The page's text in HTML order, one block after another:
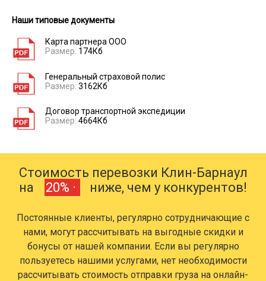
Наши типовые документы
Карта партнера ООО
Размер: 174Кб
Генеральный страховой полис
Размер: 3162Кб
Договор транспортной экспедиции
Размер: 4664Кб
Стоимость перевозки Клин-Барнаул
на
20% · ниже, чем у конкурентов!
Постоянные клиенты, регулярно сотрудничающие с
нами, могут рассчитывать на выгодные скидки и
бонусы от нашей компании. Если вы регулярно
пользуетесь нашими услугами, нет необходимости
рассчитывать стоимость отправки груза на онлайн-